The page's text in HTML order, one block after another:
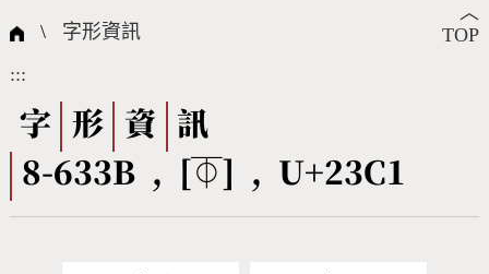
國際字碼相關組織
筆畫查詢
筆順序查詢
CNS查詢 Unicode查詢
全字庫授權 轉碼Web Service
個人電腦造字處理工具
字形下載
問題集
熱門查詢統計
︿
TOP
\ 字形資訊
:::
字 形 資
訊
8-633B , [⏁] , U+23C1